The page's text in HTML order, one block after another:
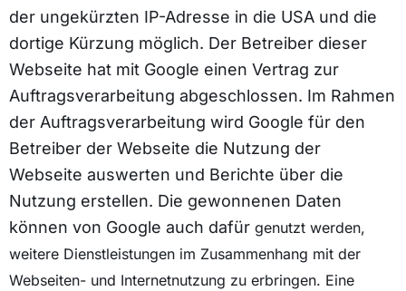
der ungekürzten IP-Adresse in die USA und die
dortige Kürzung möglich. Der Betreiber dieser
Webseite hat mit Google einen Vertrag zur
Auftragsverarbeitung abgeschlossen. Im Rahmen
der Auftragsverarbeitung wird Google für den
Betreiber der Webseite die Nutzung der
Webseite auswerten und Berichte über die
Nutzung erstellen. Die gewonnenen Daten
können von Google auch dafür genutzt werden,
weitere Dienstleistungen im Zusammenhang mit der
Webseiten- und Internetnutzung zu erbringen. Eine